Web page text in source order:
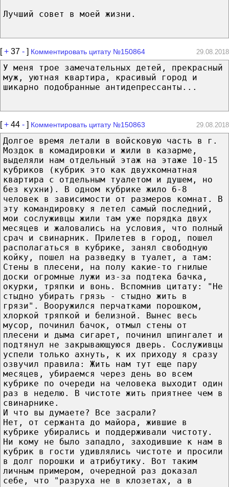
Лучший совет в моей жизни.
[+ 37 - ] Комментировать цитату №150864 29.08.2018
У меня трое замечательных детей, прекрасный
муж, уютная квартира, красивый город и
шикарно подобранные антидепрессанты...
[+ 44 - ] Комментировать цитату №150863 29.08.2018
Долгое время летали в войсковую часть в г.
Моздок в комадировки и жили в казарме,
выделяли нам отдельный этаж на этаже 10-15
кубриков (кубрик это как двухкомнатная
квартира с отдельным туалетом и душем, но
без кухни). В одном кубрике жило 6-8
человек в зависимости от размеров комнат. В
эту командировку я летел самый последний,
мои сослуживцы жили там уже порядка двух
месяцев и жаловались на условия, что полный
срач и свинарник. Прилетев в город, пошел
располагаться в кубрике, занял свободную
койку, пошел на разведку в туалет, а там:
Стены в плесени, на полу какие-то гнилые
доски огромные лужи из-за подтека бачка,
окурки, тряпки и вонь. Вспомнив цитату: "Не
стыдно убирать грязь - стыдно жить в
грязи". Вооружился перчатками порошком,
хлоркой тряпкой и белизной. Вынес весь
мусор, починил бачок, отмыл стены от
плесени и дыма сигарет, починил шпингалет и
подтянул не закрывающуюся дверь. Сослуживцы
успели только ахнуть, к их приходу я сразу
озвучил правила: Жить нам тут еще пару
месяцев, убираемся через день во всем
кубрике по очереди на человека выходит один
раз в неделю. В чистоте жить приятнее чем в
свинарнике.
И что вы думаете? Все засрали?
Нет, от сержанта до майора, жившие в
кубрике убирались и поддерживали чистоту.
Ни кому не было западло, заходившие к нам в
кубрик в гости удивлялись чистоте и просили
в долг порошки и атрибутику. Вот таким
личным примером, очередной раз доказал
себе, что "разруха не в клозетах, а в